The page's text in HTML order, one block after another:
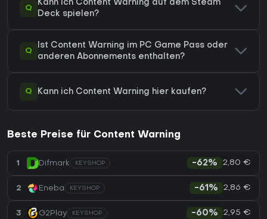
Q
Kann ich Content Warning auf dem Steam
Deck spielen?
Q
Ist Content Warning im PC Game Pass oder
anderen Abonnements enthalten?
Q Kann ich Content Warning hier kaufen?
Beste Preise für Content Warning
1 Difmark KEYSHOP -62% 2,80 €
2 Eneba KEYSHOP -61% 2,86 €
3 G2Play KEYSHOP -60% 2,95 €